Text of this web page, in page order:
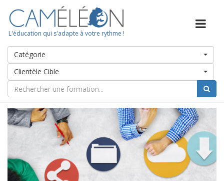
L'éducation qui s'adapte à votre rythme !
Catégorie
Clientèle Cible